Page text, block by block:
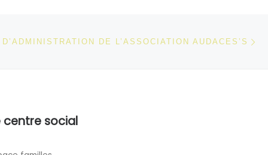
DE L’ASSOCIATION AUDACES’S
centre social